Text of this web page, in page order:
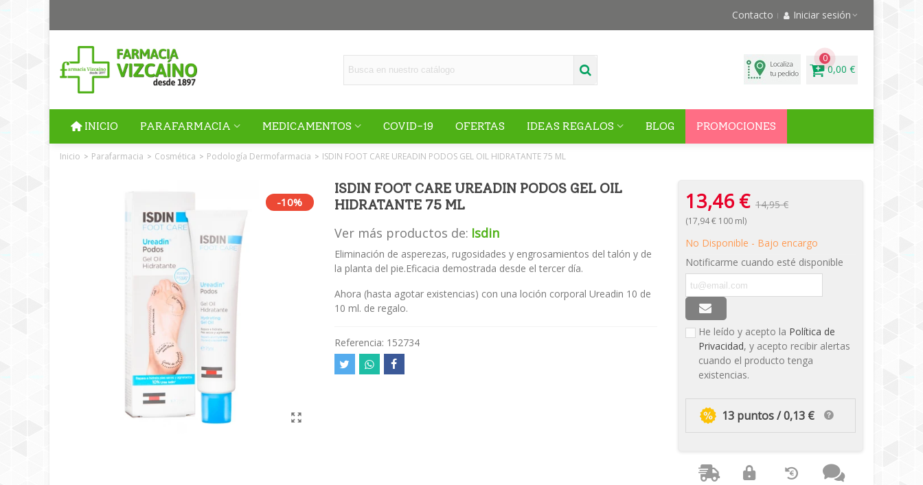
Contacto Iniciar sesión
0
0,00 €
INICIO PARAFARMACIA MEDICAMENTOS COVID-19 OFERTAS IDEAS REGALOS BLOG PROMOCIONES
Inicio > Parafarmacia > Cosmética > Podología Dermofarmacia > ISDIN FOOT CARE UREADIN PODOS GEL OIL HIDRATANTE 75 ML
-10%
ISDIN FOOT CARE UREADIN PODOS GEL OIL
HIDRATANTE 75 ML
Ver más productos de: Isdin
Eliminación de asperezas, rugosidades y engrosamientos del talón y de
la planta del pie.Eficacia demostrada desde el tercer día.
Ahora (hasta agotar existencias) con una loción corporal Ureadin 10 de
10 ml. de regalo.
Referencia: 152734
13,46 € 14,95 €
(17,94 € 100 ml)
No Disponible - Bajo encargo
Notificarme cuando esté disponible
He leído y acepto la Política de
Privacidad, y acepto recibir alertas
cuando el producto tenga
existencias.
13 puntos / 0,13 €